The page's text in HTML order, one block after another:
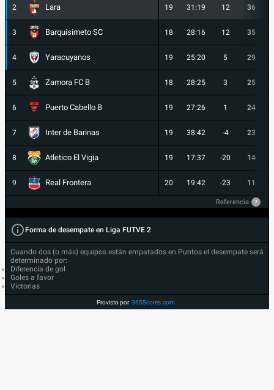
2 Lara 19 31:19 12 36
3 Barquisimeto SC 18 28:16 12 35
4 Yaracuyanos 19 25:20 5 29
5 Zamora FC B 18 28:25 3 25
6 Puerto Cabello B 19 27:26 1 24
7 Inter de Barinas 19 38:42 -4 23
8 Atletico El Vigia 19 17:37 -20 14
9 Real Frontera 20 19:42 -23 11
Referencia ?
Forma de desempate en Liga FUTVE 2
Cuando dos (o más) equipos están empatados en Puntos el desempate será
determinado por:
Diferencia de gol
Goles a favor
Victorias
Provisto por 365Scores.com